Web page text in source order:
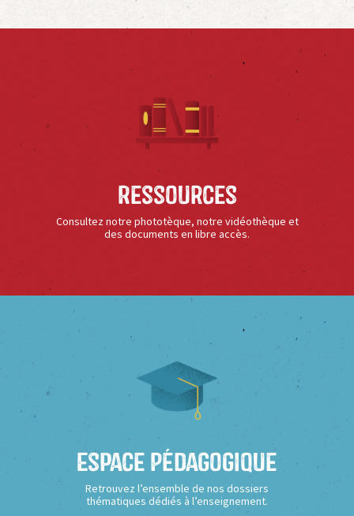
Ressources
Consultez notre phototèque, notre vidéothèque et
des documents en libre accès.
Espace Pédagogique
Retrouvez l’ensemble de nos dossiers
thématiques dédiés à l’enseignement.